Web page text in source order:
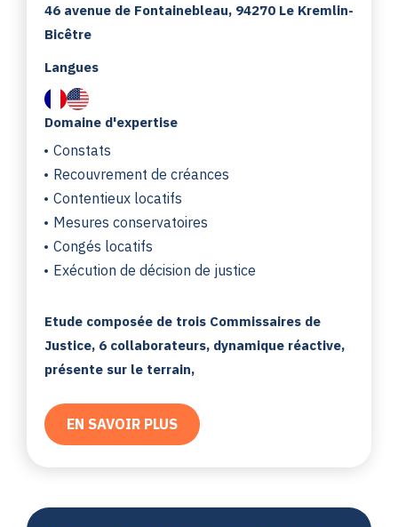
46 avenue de Fontainebleau, 94270 Le Kremlin-
Bicêtre
Domaine d'expertise
Constats
Recouvrement de créances
Contentieux locatifs
Mesures conservatoires
Congés locatifs
Exécution de décision de justice
Langues
Etude composée de trois Commissaires de
Justice, 6 collaborateurs, dynamique réactive,
présente sur le terrain,
EN SAVOIR PLUS